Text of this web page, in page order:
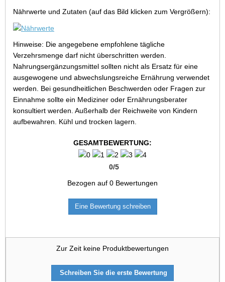
Nährwerte und Zutaten (auf das Bild klicken zum Vergrößern):
Hinweise: Die angegebene empfohlene tägliche
Verzehrsmenge darf nicht überschritten werden.
Nahrungsergänzungsmittel sollten nicht als Ersatz für eine
ausgewogene und abwechslungsreiche Ernährung verwendet
werden. Bei gesundheitlichen Beschwerden oder Fragen zur
Einnahme sollte ein Mediziner oder Ernährungsberater
konsultiert werden. Außerhalb der Reichweite von Kindern
aufbewahren. Kühl und trocken lagern.
GESAMTBEWERTUNG:
0/5
Bezogen auf 0 Bewertungen
Eine Bewertung schreiben
Zur Zeit keine Produktbewertungen
Schreiben Sie die erste Bewertung